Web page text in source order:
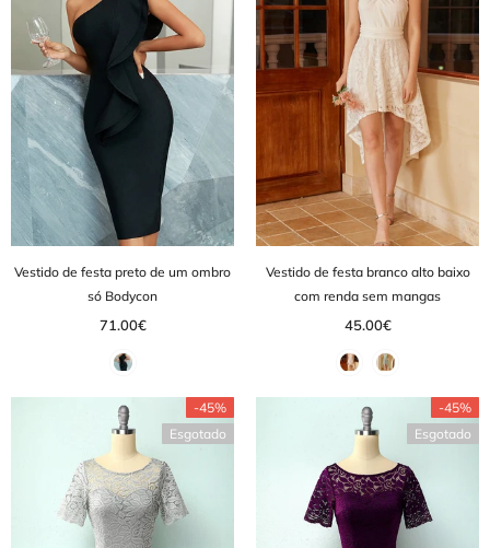
Vestido de festa preto de um ombro
só Bodycon
71.00€
Vestido de festa branco alto baixo
com renda sem mangas
45.00€
-45%
Esgotado
-45%
Esgotado